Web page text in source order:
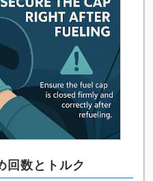
回数とトルク